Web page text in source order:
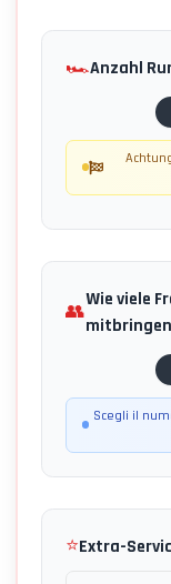
🏎️Anzahl
👥
Wie viele
Scegli il
⭐Extra-